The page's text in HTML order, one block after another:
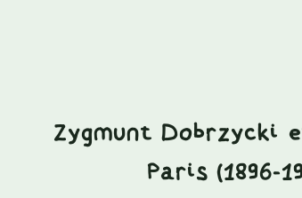
Zygmunt Dobrzycki
Paris (1896-